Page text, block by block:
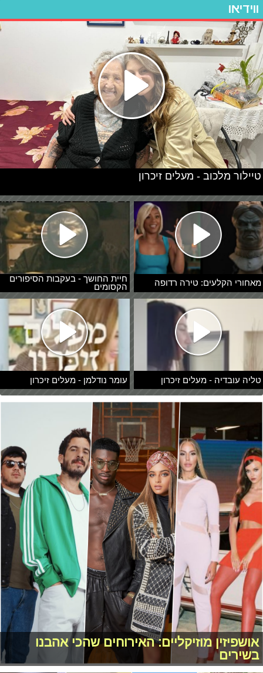
ווידיאו
מאחורי הקלעים: טירה רדופה
חיית החושך - בעקבות הסיפורים
הקסומים
טליה עובדיה - מעלים זיכרון עומר נודלמן - מעלים זיכרון
טיילור מלכוב - מעלים זיכרון
אושפיזין מוזיקליים: האירוחים שהכי אהבנו
בשירים